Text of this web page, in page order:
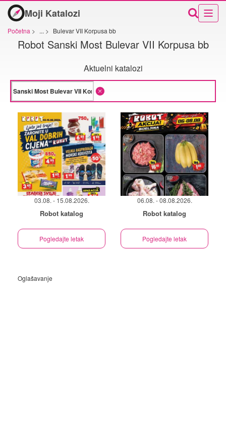
Moji Katalozi
Početna > ... > Bulevar VII Korpusa bb
Robot Sanski Most Bulevar VII Korpusa bb
Aktuelni katalozi
03.08. - 15.08.2026.
Robot katalog
Pogledajte letak
06.08. - 08.08.2026.
Robot katalog
Pogledajte letak
Oglašavanje